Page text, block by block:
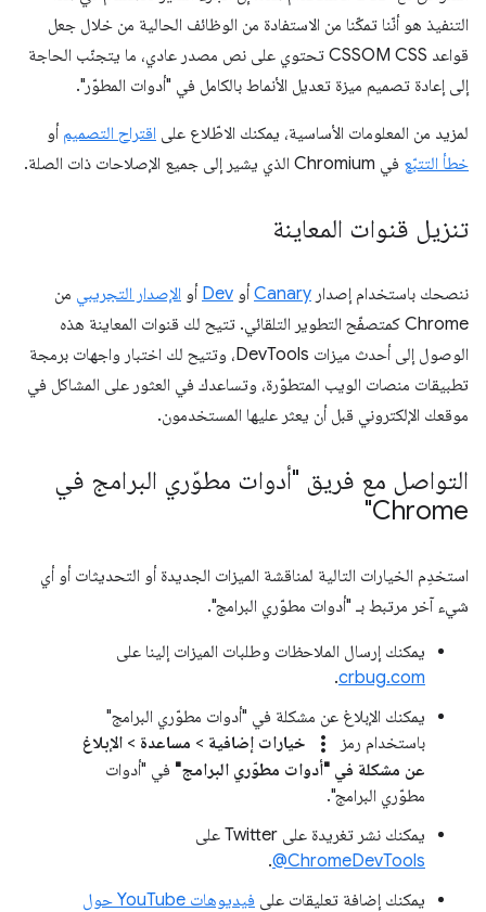
التنفيذ هو أنّنا تمكّنا من الاستفادة من الوظائف الحالية من خلال جعل
قواعد CSSOM CSS تحتوي على نص مصدر عادي، ما يتجنّب الحاجة
إلى إعادة تصميم ميزة تعديل الأنماط بالكامل في "أدوات المطوّر".
لمزيد من المعلومات الأساسية، يمكنك الاطّلاع على اقتراح التصميم أو
خطأ التتبّع في Chromium الذي يشير إلى جميع الإصلاحات ذات الصلة.
تنزيل قنوات المعاينة
ننصحك باستخدام إصدار Canaryأو Dev أو الإصدار التجريبي من
Chrome كمتصفّح التطوير التلقائي. تتيح لك قنوات المعاينة هذه
الوصول إلى أحدث ميزات DevTools، وتتيح لك اختبار واجهات برمجة
تطبيقات منصات الويب المتطوّرة، وتساعدك في العثور على المشاكل في
موقعك الإلكتروني قبل أن يعثر عليها المستخدمون.
التواصل مع فريق "أدوات مطوّري البرامج في
Chrome"
استخدِم الخيارات التالية لمناقشة الميزات الجديدة أو التحديثات أو أي
شيء آخر مرتبط بـ "أدوات مطوّري البرامج".
يمكنك إرسال الملاحظات وطلبات الميزات إلينا على
crbug.com
.
يمكنك الإبلاغ عن مشكلة في "أدوات مطوّري البرامج"
باستخدام رمز
more_vert خيارات إضافية > مساعدة > الإبلاغ
عن مشكلة في "أدوات مطوّري البرامج" في "أدوات
مطوّري البرامج".
يمكنك نشر تغريدة على Twitter على
‎@ChromeDevTools
.
يمكنك إضافة تعليقات على
فيديوهات YouTube حول